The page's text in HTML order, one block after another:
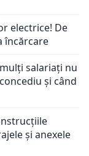
electrice! De
încărcare
salariați nu
și când
și anexele